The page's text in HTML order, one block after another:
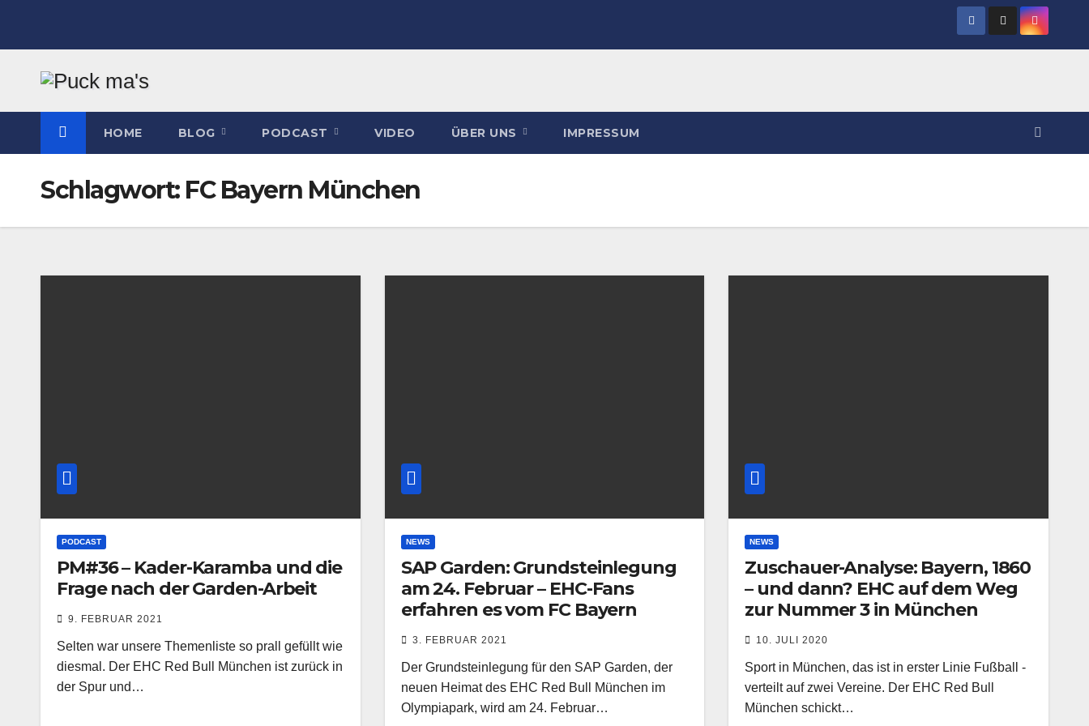
HOME BLOG PODCAST VIDEO ÜBER UNS IMPRESSUM
Schlagwort: FC Bayern München
PODCAST
PM#36 – Kader-Karamba und die
Frage nach der Garden-Arbeit
9. FEBRUAR 2021
Selten war unsere Themenliste so prall gefüllt wie
diesmal. Der EHC Red Bull München ist zurück in
der Spur und…
NEWS
SAP Garden: Grundsteinlegung
am 24. Februar – EHC-Fans
erfahren es vom FC Bayern
3. FEBRUAR 2021
Der Grundsteinlegung für den SAP Garden, der
neuen Heimat des EHC Red Bull München im
Olympiapark, wird am 24. Februar…
NEWS
Zuschauer-Analyse: Bayern, 1860
– und dann? EHC auf dem Weg
zur Nummer 3 in München
10. JULI 2020
Sport in München, das ist in erster Linie Fußball -
verteilt auf zwei Vereine. Der EHC Red Bull
München schickt…